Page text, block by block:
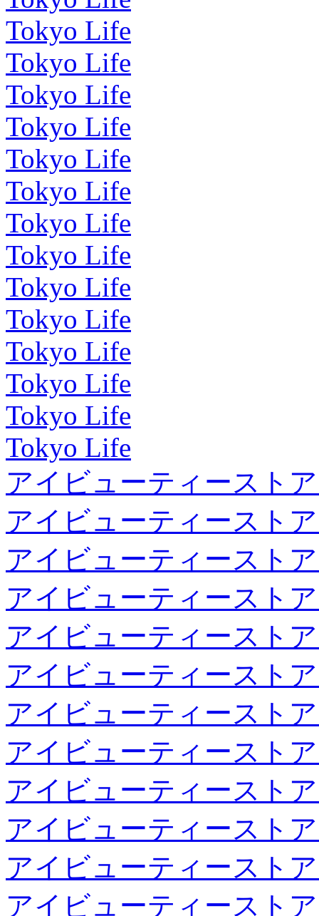
Tokyo Life
Tokyo Life
Tokyo Life
Tokyo Life
Tokyo Life
Tokyo Life
Tokyo Life
Tokyo Life
Tokyo Life
Tokyo Life
Tokyo Life
Tokyo Life
Tokyo Life
Tokyo Life
アイビューティースト
アイビューティースト
アイビューティースト
アイビューティースト
アイビューティースト
アイビューティースト
アイビューティースト
アイビューティースト
アイビューティースト
アイビューティースト
アイビューティースト
アイビューティースト